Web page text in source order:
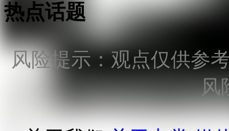
热点话题
风险提示：观点仅供参
风